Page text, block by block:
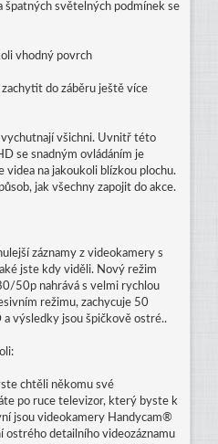
světelných podmínek se
vhodný povrch
do záběru ještě více
všichni. Uvnitř této
se snadným ovládáním je
na jakoukoli blízkou plochu.
jak všechny zapojit do akce.
záznamy z videokamery s
jste kdy viděli. Nový režim
50p nahrává s velmi rychlou
režimu, zachycuje 50
a výsledky jsou špičkově ostré..
chtěli někomu své
po ruce televizor, který byste k
jsou videokamery Handycam®
detailního videozáznamu